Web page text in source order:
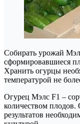
Собирать урожай
сформировавшиеся
Хранить огурцы
температурой не
Огурец Мэлс F1 –
количеством
результатов